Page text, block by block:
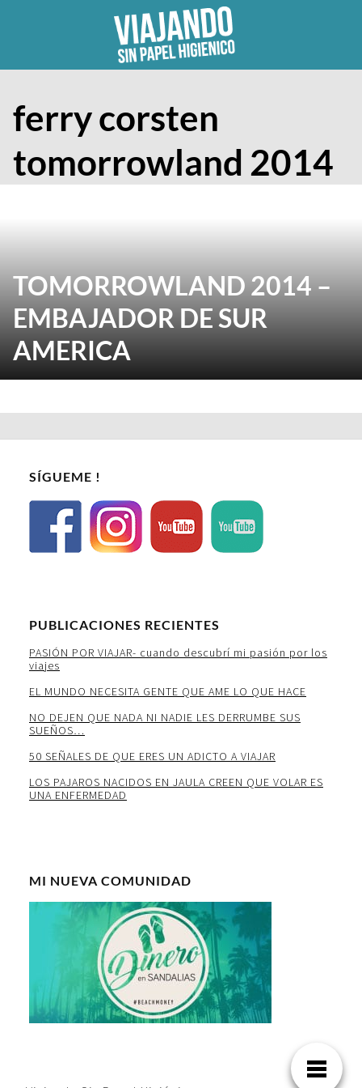
ferry corsten
tomorrowland 2014
TOMORROWLAND 2014 –
EMBAJADOR DE SUR
AMERICA
SÍGUEME !
PUBLICACIONES RECIENTES
PASIÓN POR VIAJAR- cuando descubrí mi pasión por los
viajes
EL MUNDO NECESITA GENTE QUE AME LO QUE HACE
NO DEJEN QUE NADA NI NADIE LES DERRUMBE SUS
SUEÑOS…
50 SEÑALES DE QUE ERES UN ADICTO A VIAJAR
LOS PAJAROS NACIDOS EN JAULA CREEN QUE VOLAR ES
UNA ENFERMEDAD
MI NUEVA COMUNIDAD